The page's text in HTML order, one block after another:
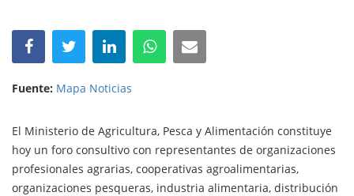
Fuente: Mapa Noticias
El Ministerio de Agricultura, Pesca y Alimentación constituye
hoy un foro consultivo con representantes de organizaciones
profesionales agrarias, cooperativas agroalimentarias,
organizaciones pesqueras, industria alimentaria, distribución